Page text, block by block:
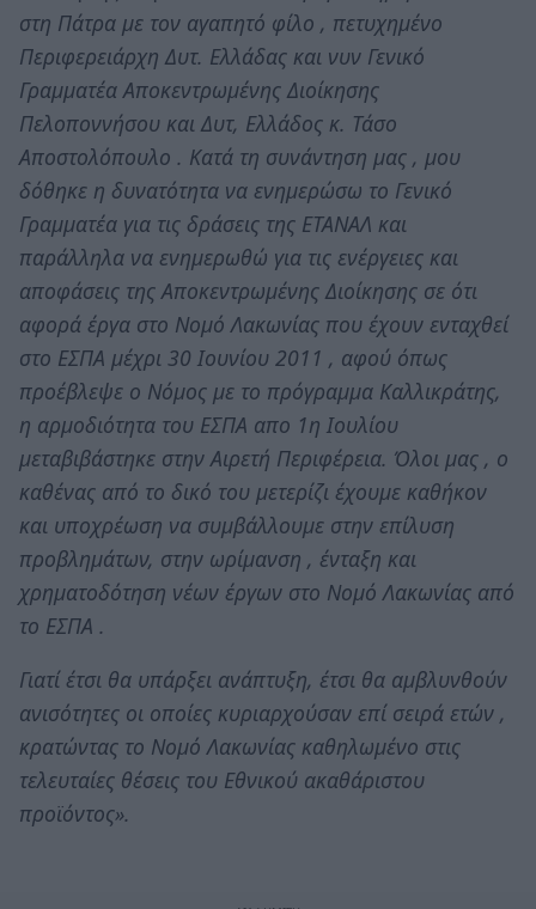
στη Πάτρα με τον αγαπητό φίλο , πετυχημένο
Περιφερειάρχη Δυτ. Ελλάδας και νυν Γενικό
Γραμματέα Αποκεντρωμένης Διοίκησης
Πελοποννήσου και Δυτ, Ελλάδος κ. Τάσο
Αποστολόπουλο . Κατά τη συνάντηση μας , μου
δόθηκε η δυνατότητα να ενημερώσω το Γενικό
Γραμματέα για τις δράσεις της ΕΤΑΝΑΛ και
παράλληλα να ενημερωθώ για τις ενέργειες και
αποφάσεις της Αποκεντρωμένης Διοίκησης σε ότι
αφορά έργα στο Νομό Λακωνίας που έχουν ενταχθεί
στο ΕΣΠΑ μέχρι 30 Ιουνίου 2011 , αφού όπως
προέβλεψε ο Νόμος με το πρόγραμμα Καλλικράτης,
η αρμοδιότητα του ΕΣΠΑ απο 1η Ιουλίου
μεταβιβάστηκε στην Αιρετή Περιφέρεια. Όλοι μας , ο
καθένας από το δικό του μετερίζι έχουμε καθήκον
και υποχρέωση να συμβάλλουμε στην επίλυση
προβλημάτων, στην ωρίμανση , ένταξη και
χρηματοδότηση νέων έργων στο Νομό Λακωνίας από
το ΕΣΠΑ .
Γιατί έτσι θα υπάρξει ανάπτυξη, έτσι θα αμβλυνθούν
ανισότητες οι οποίες κυριαρχούσαν επί σειρά ετών ,
κρατώντας το Νομό Λακωνίας καθηλωμένο στις
τελευταίες θέσεις του Εθνικού ακαθάριστου
προϊόντος».